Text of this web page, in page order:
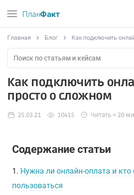
ПланФакт
Главная Блог Как подключить
Как подключить
просто о сложном
25.03.21 10415 Читать ≈ 20
Содержание статьи
1. Нужна ли онлайн-оплата и кто
пользоваться